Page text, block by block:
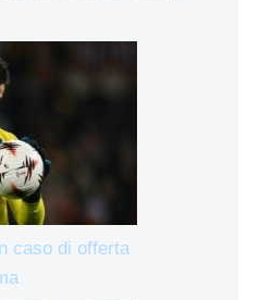
caso di offerta